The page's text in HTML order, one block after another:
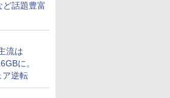
ど話題豊富
流は
に。
ア逆転